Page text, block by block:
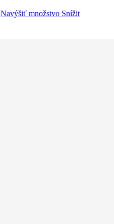
Navýšiť množstvo Snížit